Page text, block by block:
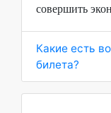
совершить
Какие есть
билета?